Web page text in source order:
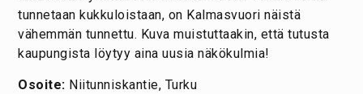
tunnetaan kukkuloistaan, on Kalmasvuori näistä
vähemmän tunnettu. Kuva muistuttaakin, että tutusta
kaupungista löytyy aina uusia näkökulmia!
Osoite: Niitunniskantie, Turku